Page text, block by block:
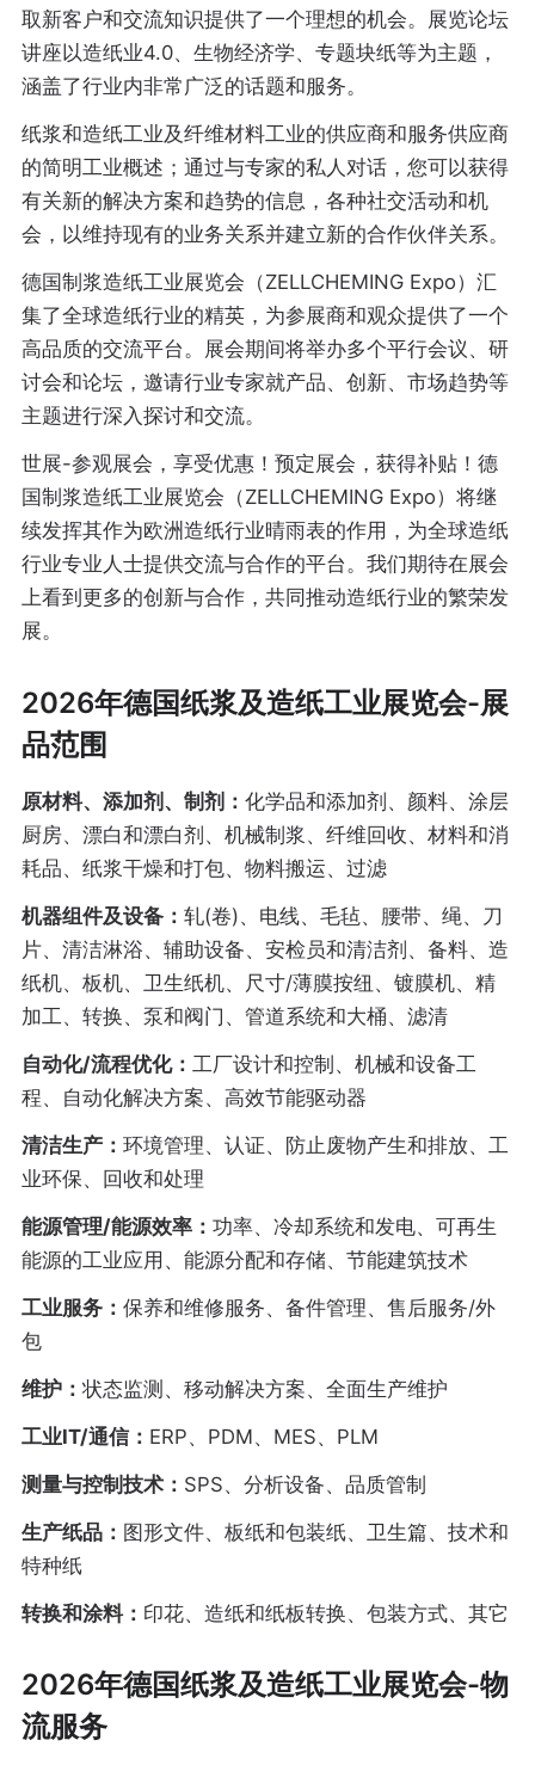
取新客户和交流知识提供了一个理想的机会。展览论坛
讲座以造纸业4.0、生物经济学、专题块纸等为主题，
涵盖了行业内非常广泛的话题和服务。
纸浆和造纸工业及纤维材料工业的供应商和服务供应商
的简明工业概述；通过与专家的私人对话，您可以获得
有关新的解决方案和趋势的信息，各种社交活动和机
会，以维持现有的业务关系并建立新的合作伙伴关系。
德国制浆造纸工业展览会（ZELLCHEMING Expo）汇
集了全球造纸行业的精英，为参展商和观众提供了一个
高品质的交流平台。展会期间将举办多个平行会议、研
讨会和论坛，邀请行业专家就产品、创新、市场趋势等
主题进行深入探讨和交流。
世展-参观展会，享受优惠！预定展会，获得补贴！德
国制浆造纸工业展览会（ZELLCHEMING Expo）将继
续发挥其作为欧洲造纸行业晴雨表的作用，为全球造纸
行业专业人士提供交流与合作的平台。我们期待在展会
上看到更多的创新与合作，共同推动造纸行业的繁荣发
展。
2026年德国纸浆及造纸工业展览会-展
品范围
原材料、添加剂、制剂： 化学品和添加剂、颜料、涂层
厨房、漂白和漂白剂、机械制浆、纤维回收、材料和消
耗品、纸浆干燥和打包、物料搬运、过滤
机器组件及设备： 轧(卷)、电线、毛毡、腰带、绳、刀
片、清洁淋浴、辅助设备、安检员和清洁剂、备料、造
纸机、板机、卫生纸机、尺寸/薄膜按纽、镀膜机、精
加工、转换、泵和阀门、管道系统和大桶、滤清
自动化/流程优化： 工厂设计和控制、机械和设备工
程、自动化解决方案、高效节能驱动器
清洁生产： 环境管理、认证、防止废物产生和排放、工
业环保、回收和处理
能源管理/能源效率： 功率、冷却系统和发电、可再生
能源的工业应用、能源分配和存储、节能建筑技术
工业服务： 保养和维修服务、备件管理、售后服务/外
包
维护： 状态监测、移动解决方案、全面生产维护
工业IT/通信： ERP、PDM、MES、PLM
测量与控制技术： SPS、分析设备、品质管制
生产纸品： 图形文件、板纸和包装纸、卫生篇、技术和
特种纸
转换和涂料： 印花、造纸和纸板转换、包装方式、其它
2026年德国纸浆及造纸工业展览会-物
流服务